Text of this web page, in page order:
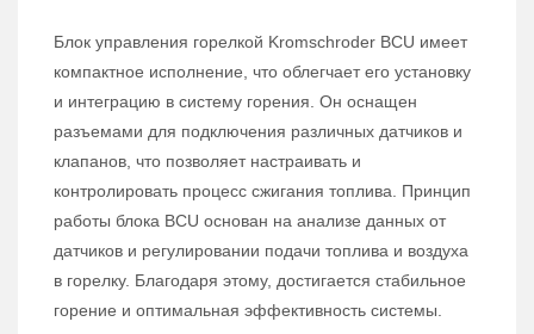
Блок управления горелкой Kromschroder BCU имеет
компактное исполнение, что облегчает его установку
и интеграцию в систему горения. Он оснащен
разъемами для подключения различных датчиков и
клапанов, что позволяет настраивать и
контролировать процесс сжигания топлива. Принцип
работы блока BCU основан на анализе данных от
датчиков и регулировании подачи топлива и воздуха
в горелку. Благодаря этому, достигается стабильное
горение и оптимальная эффективность системы.